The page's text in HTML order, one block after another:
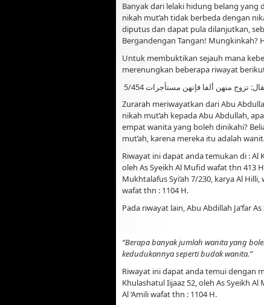
Banyak dari lelaki hidung belang yang
nikah mut’ah tidak berbeda dengan
diputus dan dapat pula dilanjutkan,
Bergandengan Tangan! Mungkinkah?
Untuk membuktikan sejauh mana
merenungkan beberapa riwayat
تزوج منهن ألفا فإنهن مستأجرات 5/454
Zurarah meriwayatkan dari Abu
nikah mut’ah kepada Abu Abdullah,
empat wanita yang boleh dinikahi?
mut’ah, karena mereka itu adalah
Riwayat ini dapat anda temukan di : Al
oleh As Syeikh Al Mufid wafat thn 413
Mukhtalafus Syi’ah 7/230, karya Al Hilli,
wafat thn : 1104 H.
Pada riwayat lain, Abu Abdillah Ja’far
“Berapa banyak jumlah wanita yang
kedudukannya seperti budak wanita.”
Riwayat ini dapat anda temui dengan
Khulashatul Iijaaz 52, oleh As Syeikh Al
Al ‘Amili wafat thn : 1104 H.